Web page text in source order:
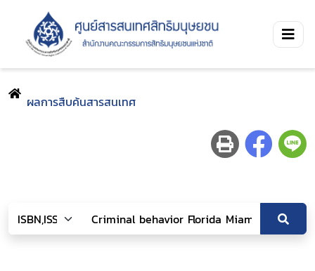
ผลการสืบค้นสารสนเทศ